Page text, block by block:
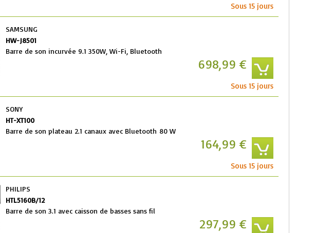
Sous 15 jours
Sous 15 jours
SAMSUNG
HW-J8501
Barre de son incurvée 9.1 350W, Wi-Fi, Bluetooth
698,99 €
Sous 15 jours
SONY
HT-XT100
Barre de son plateau 2.1 canaux avec Bluetooth 80 W
164,99 €
PHILIPS
HTL5160B/12
Barre de son 3.1 avec caisson de basses sans fil
297,99 €